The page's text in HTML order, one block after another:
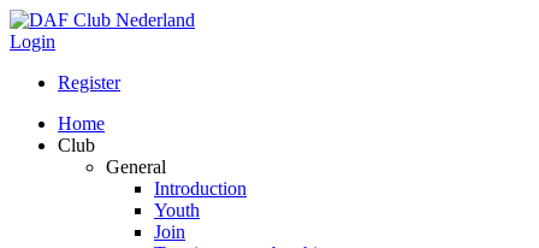
Login
Register
Home
Club
General
Introduction
Youth
Join